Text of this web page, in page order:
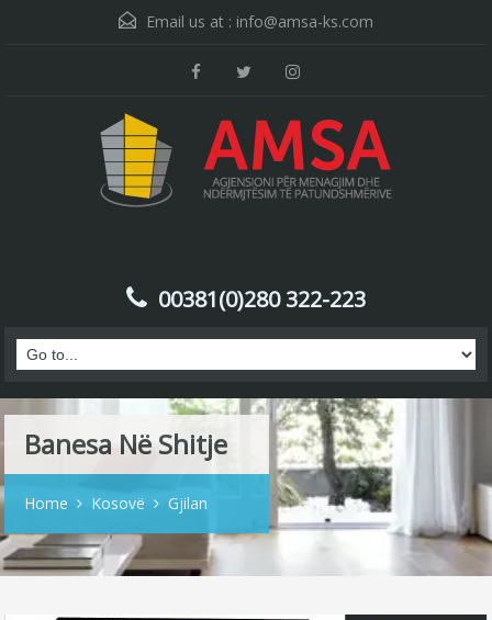
Email us at : info@amsa-ks.com
00381(0)280 322-223
Banesa Në Shitje
Home Kosovë Gjilan